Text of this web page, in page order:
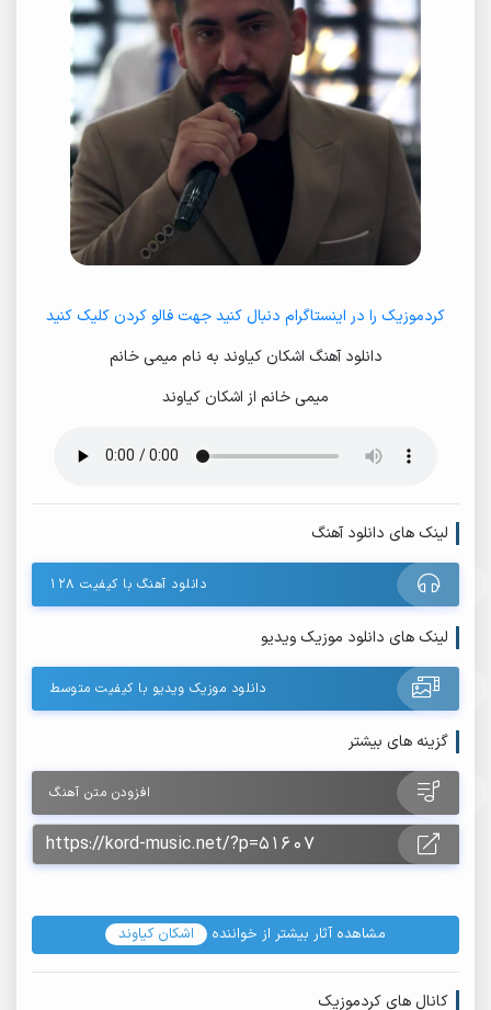
کردموزیک را در اینستاگرام دنبال کنید جهت فالو کردن کلیک کنید
دانلود آهنگ اشکان کیاوند به نام میمی خانم
میمی خانم از اشکان کیاوند
لینک های دانلود آهنگ
دانلود آهنگ با کیفیت ۱۲۸
لینک های دانلود موزیک ویدیو
دانلود موزیک ویدیو با کیفیت متوسط
گزینه های بیشتر
افزودن متن آهنگ
مشاهده آثار بیشتر از خواننده اشکان کیاوند
کانال های کردموزیک